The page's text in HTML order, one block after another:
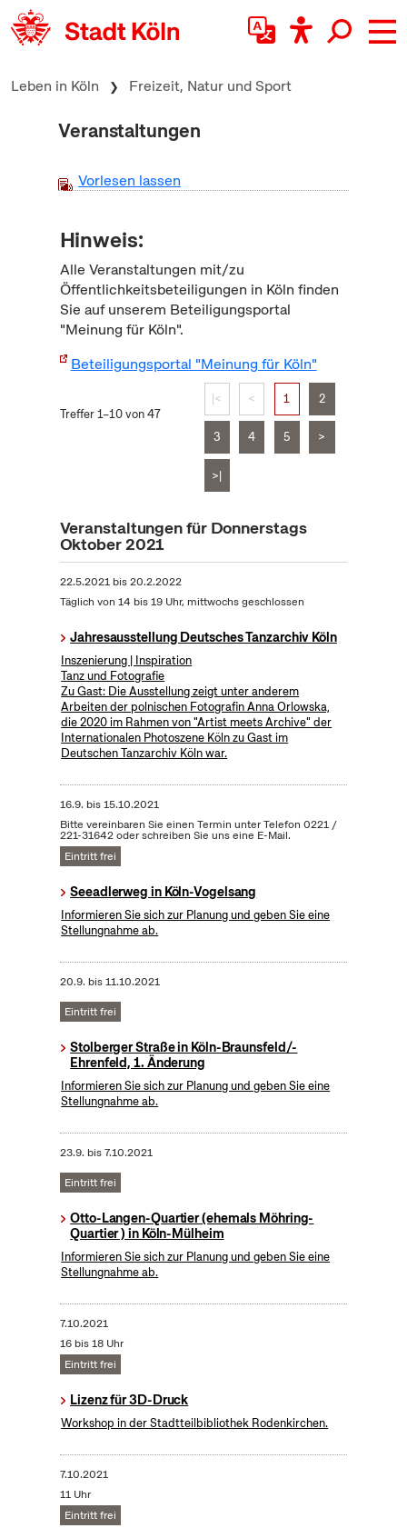
zum Inhalt springen
Leben in Köln Freizeit, Natur und Sport
Veranstaltungen
Vorlesen lassen
Hinweis:
Alle Veranstaltungen mit/zu
Öffentlichkeitsbeteiligungen in Köln finden
Sie auf unserem Beteiligungsportal
"Meinung für Köln".
Beteiligungsportal "Meinung für Köln"
Treffer 1–10 von 47
|< < 1 2
3 4 5 >
>|
Veranstaltungen für Donnerstags
Oktober 2021
22.5.2021bis20.2.2022
Täglich von 14 bis 19 Uhr, mittwochs geschlossen
Jahresausstellung Deutsches Tanzarchiv Köln
Inszenierung | Inspiration
Tanz und Fotografie
Zu Gast: Die Ausstellung zeigt unter anderem
Arbeiten der polnischen Fotografin Anna Orlowska,
die 2020 im Rahmen von "Artist meets Archive" der
Internationalen Photoszene Köln zu Gast im
Deutschen Tanzarchiv Köln war.
16.9. bis15.10.2021
Bitte vereinbaren Sie einen Termin unter Telefon 0221 /
221-31642 oder schreiben Sie uns eine E-Mail.
Eintritt frei
Seeadlerweg in Köln-Vogelsang
Informieren Sie sich zur Planung und geben Sie eine
Stellungnahme ab.
20.9. bis11.10.2021
Eintritt frei
Stolberger Straße in Köln-Braunsfeld/-
Ehrenfeld, 1. Änderung
Informieren Sie sich zur Planung und geben Sie eine
Stellungnahme ab.
23.9. bis7.10.2021
Eintritt frei
Otto-Langen-Quartier (ehemals Möhring-
Quartier ) in Köln-Mülheim
Informieren Sie sich zur Planung und geben Sie eine
Stellungnahme ab.
7.10.2021
16 bis 18 Uhr
Eintritt frei
Lizenz für 3D-Druck
Workshop in der Stadtteilbibliothek Rodenkirchen.
7.10.2021
11 Uhr
Eintritt frei